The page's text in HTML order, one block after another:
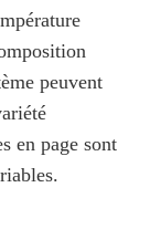
peuvent
en page sont